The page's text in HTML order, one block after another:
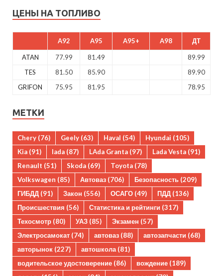
ЦЕНЫ НА ТОПЛИВО
A92 A95 A95+ A98 ДТ
ATAN 77.99 81.49
89.99
TES
81.50 85.90
89.90
GRIFON
75.95 81.95 78.95
МЕТКИ
Chery (76) Geely (63) Haval (54) Hyundai (105)
Kia (91) lada (87) LAda Granta (97) Lada Vesta (91)
Renault (51) Skoda (69) Toyota (78)
Volkswagen (85) Автоваз (706) Безопасность (209)
ГИБДД (91) Закон (556) ОСАГО (49) ПДД (136)
Происшествия (56) Статистика и рейтинги (317)
Техосмотр (80) УАЗ (85) Экзамен (57)
Электросамокат (74) автоваз (88) автозапчасти (68)
авторынок (227) автошкола (81)
водительское удостоверение (86) вождение (189)